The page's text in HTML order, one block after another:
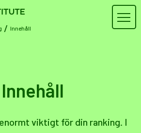
/ Innehåll
Innehåll
viktigt för din ranking. I